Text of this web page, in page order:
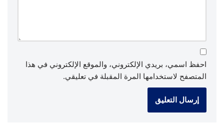
احفظ اسمي، بريدي الإلكتروني، والموقع الإلكتروني في هذا
المتصفح لاستخدامها المرة المقبلة في تعليقي.